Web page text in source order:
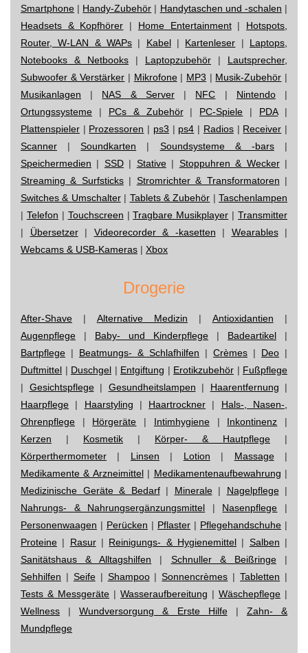
Smartphone | Handy-Zubehör | Handytaschen und -schalen |
Headsets & Kopfhörer | Home Entertainment| Hotspots,
Router, W-LAN & WAPs | Kabel| Kartenleser | Laptops,
Notebooks & Netbooks | Laptopzubehör | Lautsprecher,
Subwoofer & Verstärker | Mikrofone| MP3 | Musik-Zubehör |
Musikanlagen | NAS & Server| NFC | Nintendo|
Ortungssysteme | PCs & Zubehör| PC-Spiele | PDA|
Plattenspieler | Prozessoren | ps3 | ps4 | Radios| Receiver |
Scanner |Soundkarten | Soundsysteme & -bars|
Speichermedien | SSD| Stative| Stoppuhren & Wecker|
Streaming & Surfsticks| Stromrichter & Transformatoren |
Switches & Umschalter| Tablets & Zubehör | Taschenlampen
| Telefon | Touchscreen |Tragbare Musikplayer | Transmitter
| Übersetzer| Videorecorder & -kasetten | Wearables|
Webcams & USB-Kameras | Xbox
Drogerie
After-Shave | Alternative Medizin | Antioxidantien |
Augenpflege | Baby- und Kinderpflege | Badeartikel |
Bartpflege | Beatmungs- & Schlafhilfen | Crèmes | Deo |
Duftmittel | Duschgel | Entgiftung | Erotikzubehör | Fußpflege
| Gesichtspflege| Gesundheitslampen | Haarentfernung |
Haarpflege | Haarstyling | Haartrockner | Hals-, Nasen-,
Ohrenpflege | Hörgeräte | Intimhygiene| Inkontinenz |
Kerzen | Kosmetik | Körper- & Hautpflege |
Körperthermometer | Linsen | Lotion | Massage|
Medikamente & Arzneimittel| Medikamentenaufbewahrung |
Medizinische Geräte & Bedarf| Minerale| Nagelpflege|
Nahrungs- & Nahrungsergänzungsmittel | Nasenpflege |
Personenwaagen | Perücken | Pflaster | Pflegehandschuhe |
Proteine | Rasur| Reinigungs- & Hygienemittel | Salben |
Sanitätshaus & Alltagshilfen | Schnuller & Beißringe|
Sehhilfen | Seife| Shampoo|Sonnencrèmes |Tabletten |
Tests & Messgeräte | Wasseraufbereitung | Wäschepflege |
Wellness |Wundversorgung & Erste Hilfe| Zahn- &
Mundpflege